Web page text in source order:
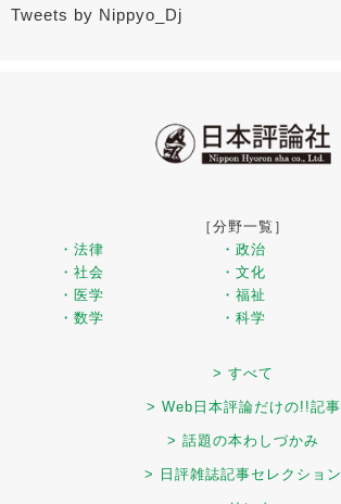
Tweets by Nippyo_Dj
［分野一覧］
・法律
・政治
・社会
・文化
・医学
・福祉
・数学
・科学
> すべて
> Web日本評論だけの!!記事
> 話題の本わしづかみ
> 日評雑誌記事セレクション